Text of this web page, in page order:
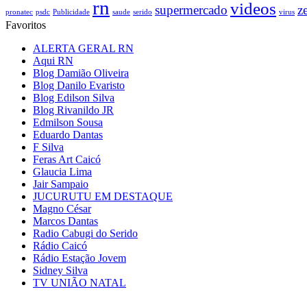
pronatec psdc Publicidade rn saude serido supermercado videos virus
Favoritos
ALERTA GERAL RN
Aqui RN
Blog Damião Oliveira
Blog Danilo Evaristo
Blog Edilson Silva
Blog Rivanildo JR
Edmilson Sousa
Eduardo Dantas
F Silva
Feras Art Caicó
Glaucia Lima
Jair Sampaio
JUCURUTU EM DESTAQUE
Magno César
Marcos Dantas
Radio Cabugi do Serido
Rádio Caicó
Rádio Estação Jovem
Sidney Silva
TV UNIÃO NATAL